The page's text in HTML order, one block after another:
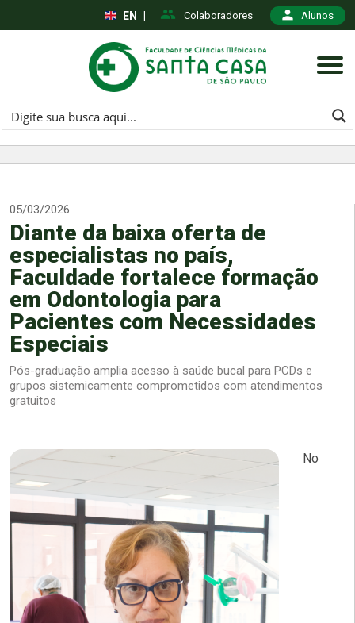
Colaboradores Alunos
EN
05/03/2026
Diante da baixa oferta de
especialistas no país,
Faculdade fortalece formação
em Odontologia para
Pacientes com Necessidades
Especiais
Pós-graduação amplia acesso à saúde bucal para PCDs e
grupos sistemicamente comprometidos com atendimentos
gratuitos
No